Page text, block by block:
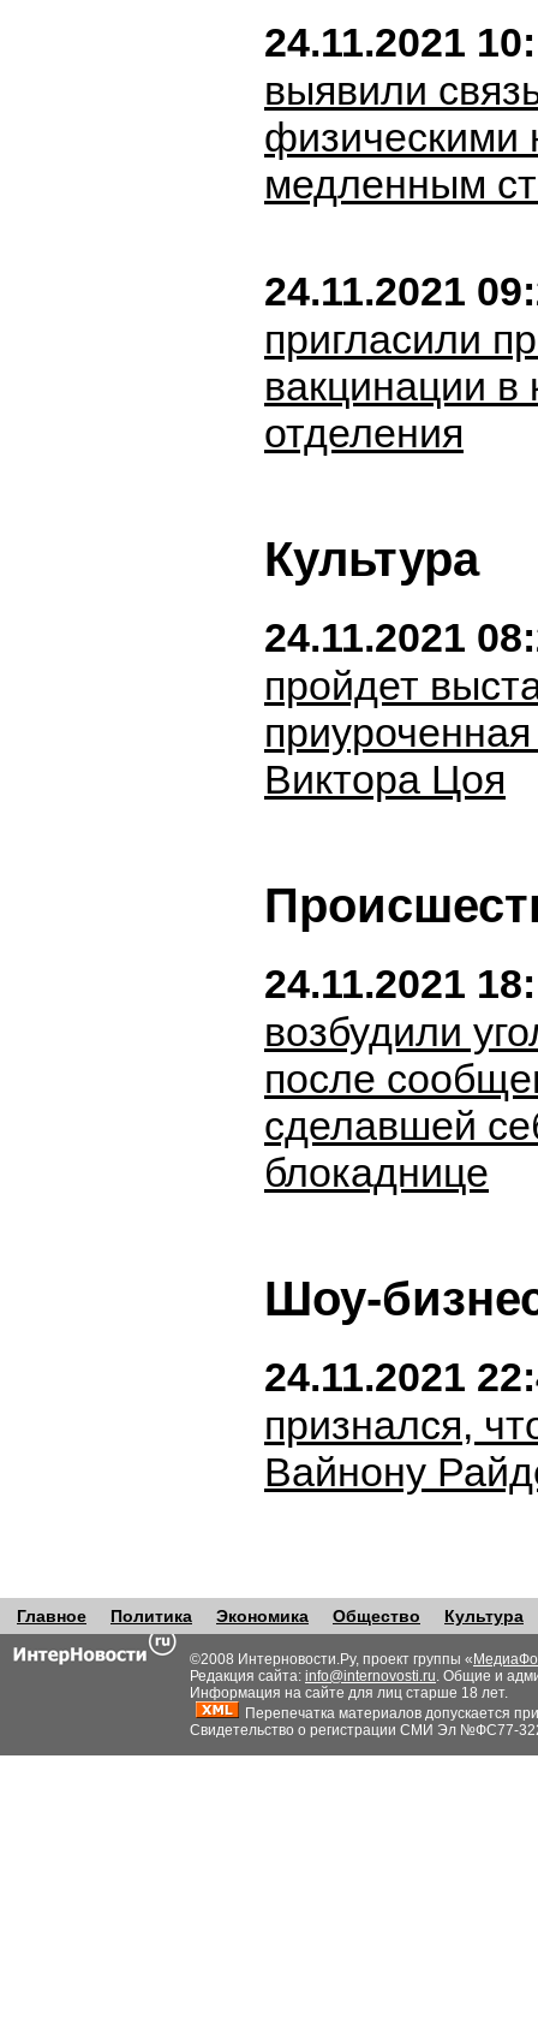
24.11.2021
выявили
физическими
медленным
24.11.2021
пригласили
вакцинации в
отделения
Культура
24.11.2021
пройдет
Виктора Цоя
24.11.2021
возбудили
после
сделавшей
блокаднице
Шоу-
24.11.2021
признался,
Вайнону
Главное Политика Экономика Общество Культура
©2008 Интерновости.Ру, проект группы «
Редакция сайта: info@internovosti.ru. Общие и
Информация на сайте для лиц старше 18 лет.
Перепечатка материалов допускается
Свидетельство о регистрации СМИ Эл №ФС77-